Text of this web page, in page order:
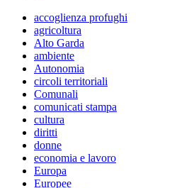
accoglienza profughi
agricoltura
Alto Garda
ambiente
Autonomia
circoli territoriali
Comunali
comunicati stampa
cultura
diritti
donne
economia e lavoro
Europa
Europee